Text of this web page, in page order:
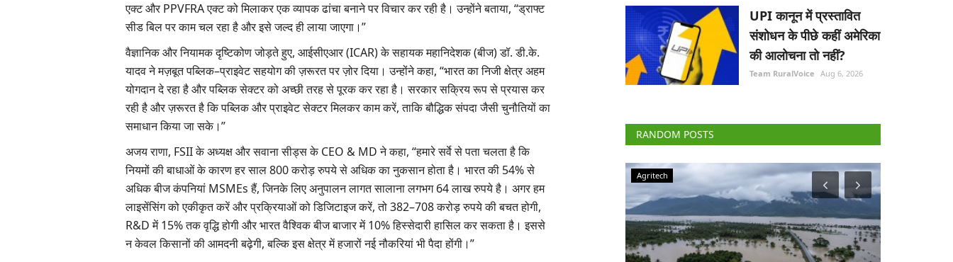
एक्ट और PPVFRA एक्ट को मिलाकर एक व्यापक ढांचा बनाने पर विचार कर रही है। उन्होंने बताया, “ड्राफ्ट
सीड बिल पर काम चल रहा है और इसे जल्द ही लाया जाएगा।”
वैज्ञानिक और नियामक दृष्टिकोण जोड़ते हुए, आईसीएआर (ICAR) के सहायक महानिदेशक (बीज) डॉ. डी.के.
यादव ने मज़बूत पब्लिक–प्राइवेट सहयोग की ज़रूरत पर ज़ोर दिया। उन्होंने कहा, “भारत का निजी क्षेत्र अहम
योगदान दे रहा है और पब्लिक सेक्टर को अच्छी तरह से पूरक कर रहा है। सरकार सक्रिय रूप से प्रयास कर
रही है और ज़रूरत है कि पब्लिक और प्राइवेट सेक्टर मिलकर काम करें, ताकि बौद्धिक संपदा जैसी चुनौतियों का
समाधान किया जा सके।”
अजय राणा, FSII के अध्यक्ष और सवाना सीड्स के CEO & MD ने कहा, “हमारे सर्वे से पता चलता है कि
नियमों की बाधाओं के कारण हर साल 800 करोड़ रुपये से अधिक का नुकसान होता है। भारत की 54% से
अधिक बीज कंपनियां MSMEs हैं, जिनके लिए अनुपालन लागत सालाना लगभग 64 लाख रुपये है। अगर हम
लाइसेंसिंग को एकीकृत करें और प्रक्रियाओं को डिजिटाइज करें, तो 382–708 करोड़ रुपये की बचत होगी,
R&D में 15% तक वृद्धि होगी और भारत वैश्विक बीज बाजार में 10% हिस्सेदारी हासिल कर सकता है। इससे
न केवल किसानों की आमदनी बढ़ेगी, बल्कि इस क्षेत्र में हजारों नई नौकरियां भी पैदा होंगी।”
UPI कानून में प्रस्तावित
संशोधन के पीछे कहीं अमेरिका
की आलोचना तो नहीं?
Team RuralVoice Aug 6, 2026
RANDOM POSTS
Latest News Agritech Agriculture Conclave and NACOF Awards 2022